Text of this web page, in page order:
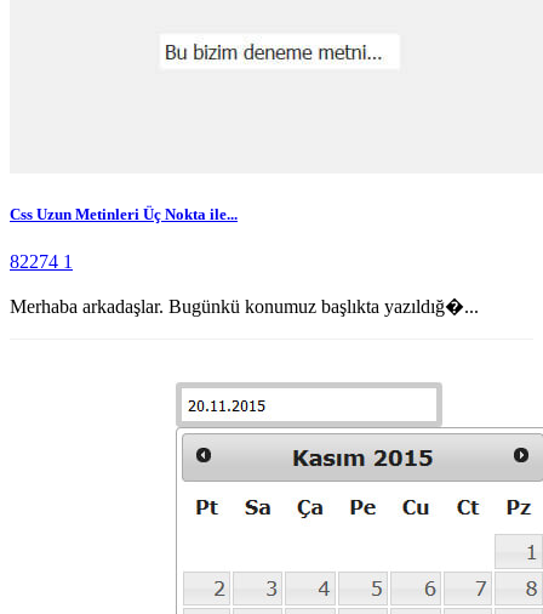
Css Uzun Metinleri Üç Nokta ile...
82274 1
Merhaba arkadaşlar. Bugünkü konumuz başlıkta yazıldığ�...